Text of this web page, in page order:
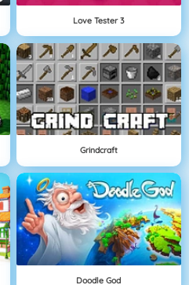
Love Tester 3
Grindcraft
Doodle God